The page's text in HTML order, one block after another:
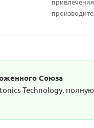
привлечения
Союза
Technology,